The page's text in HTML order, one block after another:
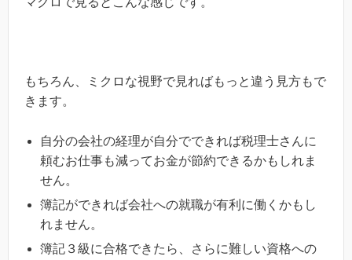
もちろん、ミクロな視野で見ればもっと違う見方もで
きます。
自分の会社の経理が自分でできれば税理士さんに
頼むお仕事も減ってお金が節約できるかもしれま
せん。
簿記ができれば会社への就職が有利に働くかもし
れません。
簿記３級に合格できたら、さらに難しい資格への